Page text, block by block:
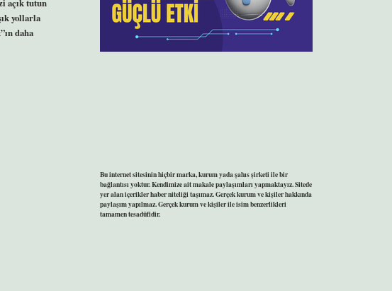
yollarla
daha
Bu internet sitesinin hiçbir marka, kurum yada şahıs şirketi ile bir
bağlantısı yoktur. Kendimize ait makale paylaşımları yapmaktayız. Sitede
yer alan içerikler haber niteliği taşımaz. Gerçek kurum ve kişiler hakkında
paylaşım yapılmaz. Gerçek kurum ve kişiler ile isim benzerlikleri
tamamen tesadüfidir.